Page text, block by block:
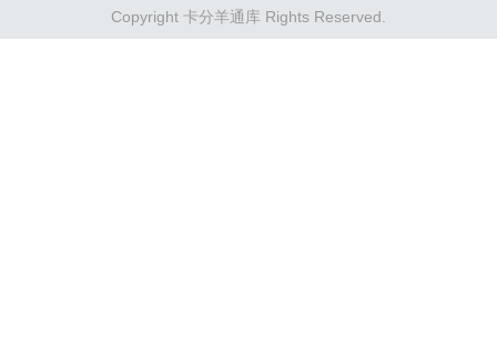
值。关于“鹿优选点数很高吗”这一问
题，实际上是对其会员积分机制和客...
Copyright 卡分羊通库 Rights Reserved.